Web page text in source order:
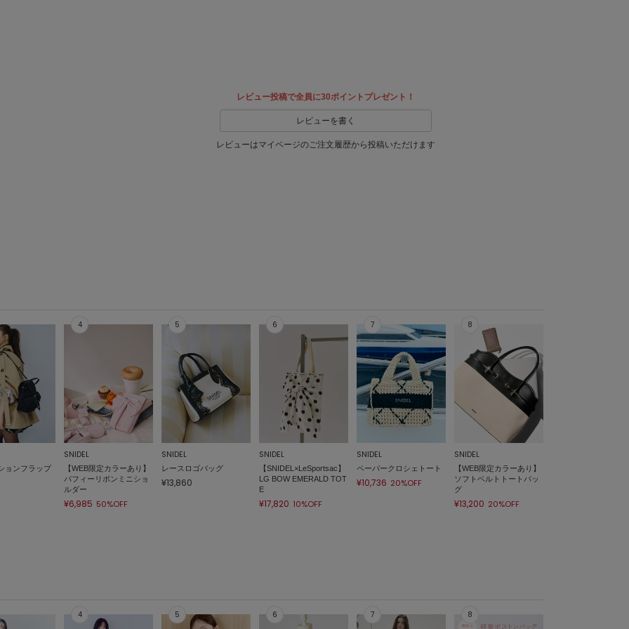
レビュー投稿で全員に30ポイントプレゼント！
レビューを書く
レビューはマイページのご注文履歴から投稿いただけます
ョンフラップ
SNIDEL
【WEB限定カラーあり】
パフィーリボンミニショ
ルダー
¥6,985 50%OFF
SNIDEL
レースロゴバッグ
¥13,860
SNIDEL
【SNIDEL×LeSportsac】
LG BOW EMERALD TOT
E
¥17,820 10%OFF
SNIDEL
ペーパークロシェトート
¥10,736 20%OFF
SNIDEL
【WEB限定カラーあり】
ソフトベルトトートバッ
グ
¥13,200 20%OFF